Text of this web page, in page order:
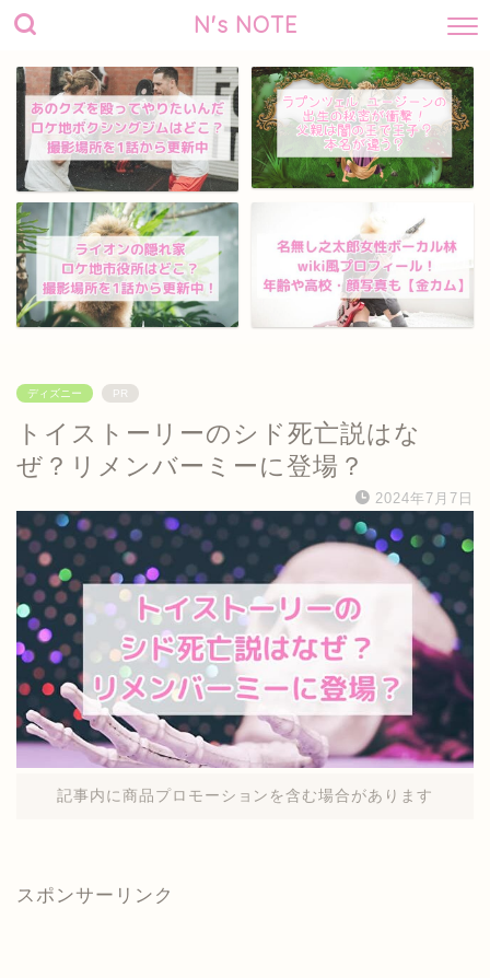
N's NOTE
ディズニー PR
トイストーリーのシド死亡説はな
ぜ？リメンバーミーに登場？
2024年7月7日
記事内に商品プロモーションを含む場合があります
スポンサーリンク